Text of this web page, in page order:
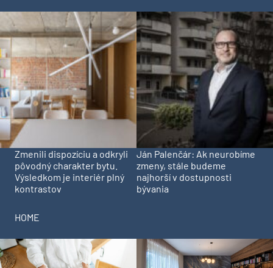
Zmenili dispozíciu a odkryli
pôvodný charakter bytu.
Výsledkom je interiér plný
kontrastov
Ján Palenčár: Ak neurobíme
zmeny, stále budeme
najhorší v dostupnosti
bývania
HOME